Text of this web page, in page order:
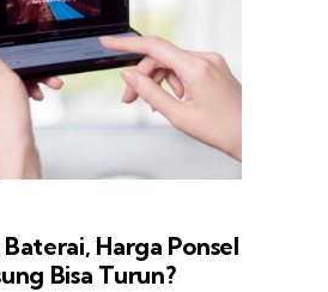
Harga Ponsel
Bisa Turun?